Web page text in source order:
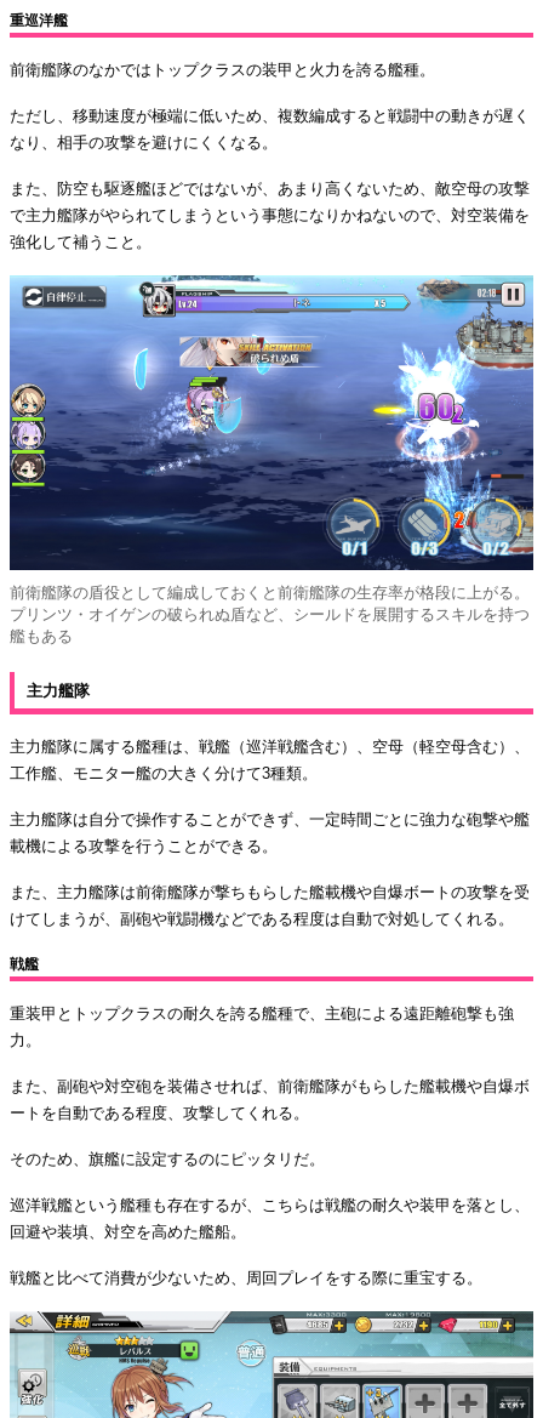
重巡洋艦
前衛艦隊のなかではトップクラスの装甲と火力を誇る艦種。
ただし、移動速度が極端に低いため、複数編成すると戦闘中の動きが遅く
なり、相手の攻撃を避けにくくなる。
また、防空も駆逐艦ほどではないが、あまり高くないため、敵空母の攻撃
で主力艦隊がやられてしまうという事態になりかねないので、対空装備を
強化して補うこと。
前衛艦隊の盾役として編成しておくと前衛艦隊の生存率が格段に上がる。
プリンツ・オイゲンの破られぬ盾など、シールドを展開するスキルを持つ
艦もある
主力艦隊
主力艦隊に属する艦種は、戦艦（巡洋戦艦含む）、空母（軽空母含む）、
工作艦、モニター艦の大きく分けて3種類。
主力艦隊は自分で操作することができず、一定時間ごとに強力な砲撃や艦
載機による攻撃を行うことができる。
また、主力艦隊は前衛艦隊が撃ちもらした艦載機や自爆ボートの攻撃を受
けてしまうが、副砲や戦闘機などである程度は自動で対処してくれる。
戦艦
重装甲とトップクラスの耐久を誇る艦種で、主砲による遠距離砲撃も強
力。
また、副砲や対空砲を装備させれば、前衛艦隊がもらした艦載機や自爆ボ
ートを自動である程度、攻撃してくれる。
そのため、旗艦に設定するのにピッタリだ。
巡洋戦艦という艦種も存在するが、こちらは戦艦の耐久や装甲を落とし、
回避や装填、対空を高めた艦船。
戦艦と比べて消費が少ないため、周回プレイをする際に重宝する。